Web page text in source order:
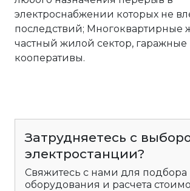
электроснабжении которых не
последствий; Многоквартирные
частный жилой сектор,
кооперативы.
Затрудняетесь с
электростанции?
Свяжитесь с нами для подбора
оборудования и расчета